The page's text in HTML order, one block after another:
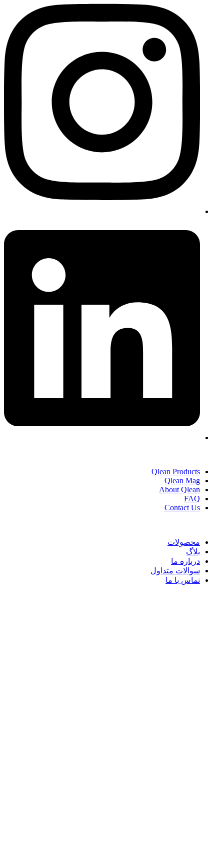
Qlean Products
Qlean Mag
About Qlean
FAQ
Contact Us
محصولات
بلاگ
درباره ما
سوالات متداول
تماس با ما